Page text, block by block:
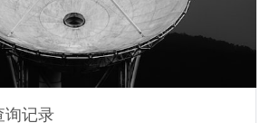
询记录